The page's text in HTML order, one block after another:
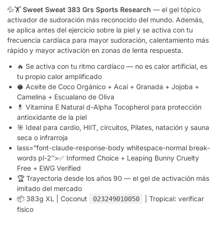
💦🏋️ Sweet Sweat 383 Grs Sports Research — el gel tópico
activador de sudoración más reconocido del mundo. Además,
se aplica antes del ejercicio sobre la piel y se activa con tu
frecuencia cardíaca para mayor sudoración, calentamiento más
rápido y mayor activación en zonas de lenta respuesta.
🔥 Se activa con tu ritmo cardíaco — no es calor artificial, es
tu propio calor amplificado
🥥 Aceite de Coco Orgánico + Acaí + Granada + Jojoba +
Camelina + Escualano de Oliva
💊 Vitamina E Natural d-Alpha Tocopherol para protección
antioxidante de la piel
🎯 Ideal para cardio, HIIT, circuitos, Pilates, natación y sauna
seca o infrarroja
lass=”font-claude-response-body whitespace-normal break-
words pl-2″>✅ Informed Choice + Leaping Bunny Cruelty
Free + EWG Verified
🏆 Trayectoria desde los años 90 — el gel de activación más
imitado del mercado
📦 383g XL | Coconut
023249010050
| Tropical: verificar
físico